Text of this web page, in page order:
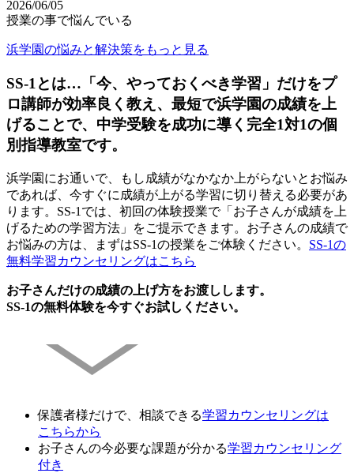
2026/06/05
授業の事で悩んでいる
浜学園の悩みと解決策をもっと見る
SS-1とは…「今、やっておくべき学習」だけをプ
ロ講師が効率良く教え、最短で浜学園の成績を上
げることで、中学受験を成功に導く完全1対1の個
別指導教室です。
浜学園にお通いで、もし成績がなかなか上がらないとお悩み
であれば、今すぐに成績が上がる学習に切り替える必要があ
ります。SS-1では、初回の体験授業で「お子さんが成績を上
げるための学習方法」をご提示できます。お子さんの成績で
お悩みの方は、まずはSS-1の授業をご体験ください。 SS-1の
無料学習カウンセリングはこちら
お子さんだけの成績の上げ方をお渡しします。
SS-1の無料体験を今すぐお試しください。
保護者様だけで、相談できる学習カウンセリングは
こちらから
お子さんの今必要な課題が分かる学習カウンセリング
付き